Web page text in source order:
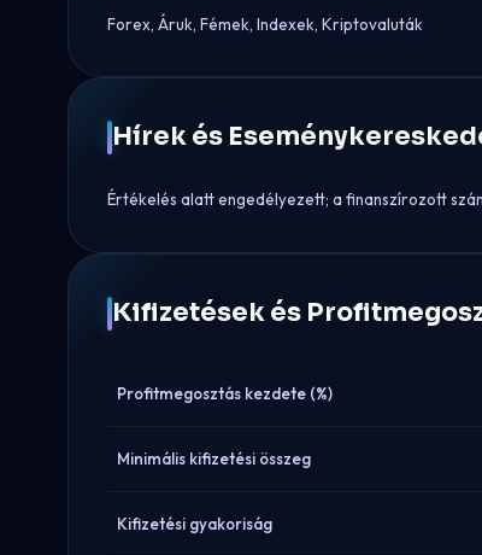
Forex, Áruk, Fémek, Indexek, Kriptovaluták
Hírek és
Értékelés alatt engedélyezett; a finanszírozott
Kifizetések és
Profitmegosztás kezdete (%)
Minimális kifizetési összeg
Kifizetési gyakoriság